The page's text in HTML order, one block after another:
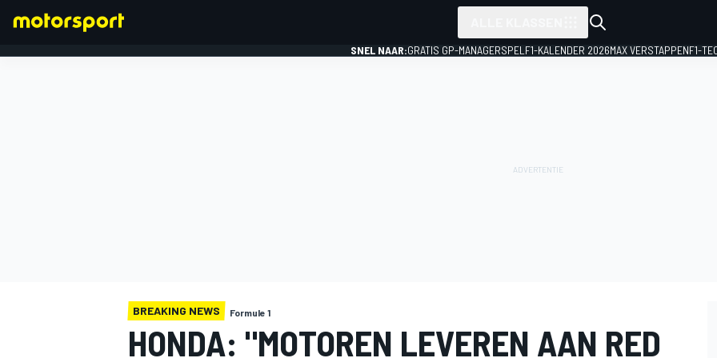
SNEL NAAR:GRATIS GP-MANAGERSPEL F1-KALENDER 2026MAX VERSTAPPENF1-
BREAKING NEWS Formule 1
HONDA: "MOTOREN LEVEREN AAN RED